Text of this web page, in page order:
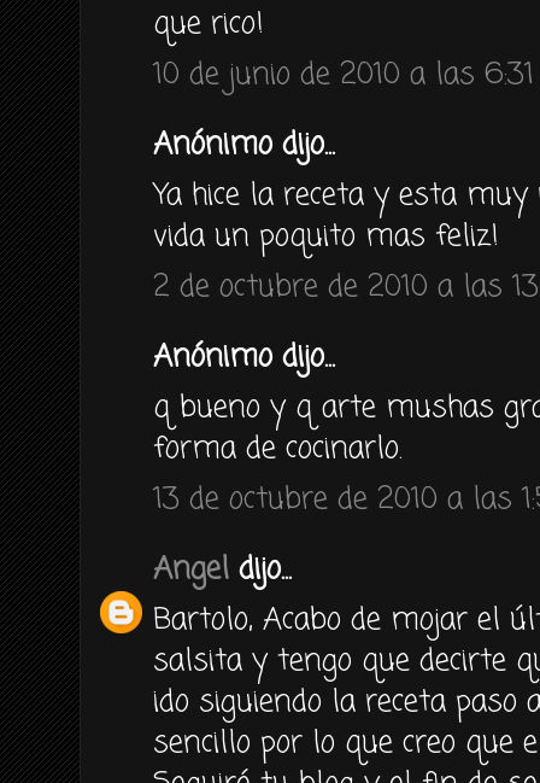
que rico!
10 de junio de 2010 a las 6:31
Anónimo dijo...
Ya hice la receta y esta
vida un poquito mas feliz!
2 de octubre de 2010 a las
Anónimo dijo...
q bueno y q arte mushas
forma de cocinarlo.
13 de octubre de 2010 a las
Angel dijo...
Bartolo, Acabo de mojar el
salsita y tengo que decirte
ido siguiendo la receta
sencillo por lo que creo que